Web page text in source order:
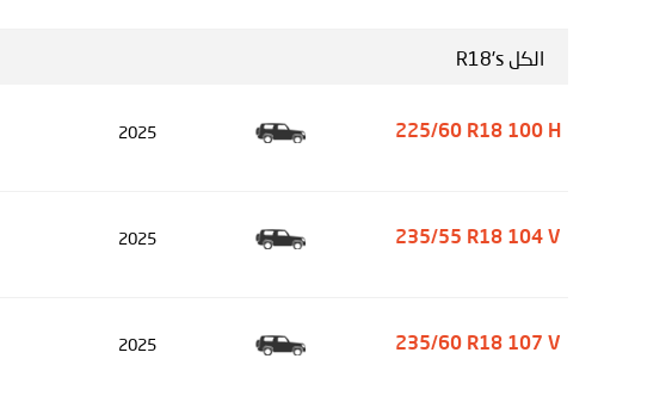
الكل R18's
225/60 R18 100 H
2025
235/55 R18 104 V
2025
235/60 R18 107 V
2025